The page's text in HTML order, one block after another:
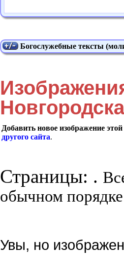
Богослужебные тексты
Добавить новое изображение
другого сайта.
Страницы: .
обычном
Увы, но